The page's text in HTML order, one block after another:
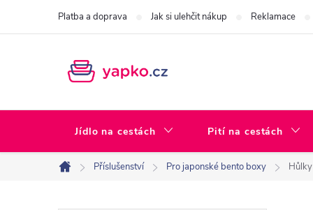
Platba a doprava Jak si ulehčit nákup Reklamace
Jídlo na cestách Pití na cestách
Domů
Příslušenství Pro japonské bento boxy